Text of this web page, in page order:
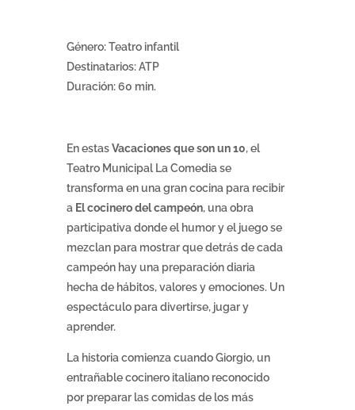
Género: Teatro infantil
Destinatarios: ATP
Duración: 60 min.
En estasVacaciones que son un 10, el
Teatro Municipal La Comedia se
transforma en una gran cocina para recibir
a El cocinero del campeón, una obra
participativa donde el humor y el juego se
mezclan para mostrar que detrás de cada
campeón hay una preparación diaria
hecha de hábitos, valores y emociones. Un
espectáculo para divertirse, jugar y
aprender.
La historia comienza cuando Giorgio, un
entrañable cocinero italiano reconocido
por preparar las comidas de los más